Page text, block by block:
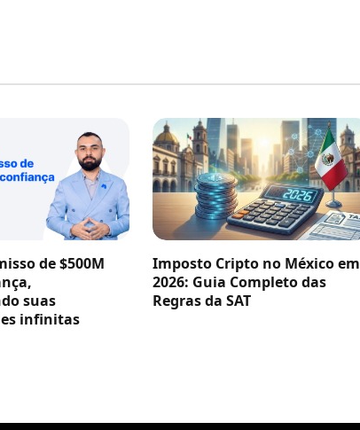
de $500M
suas
infinitas
Imposto Cripto no México em
2026: Guia Completo das
Regras da SAT